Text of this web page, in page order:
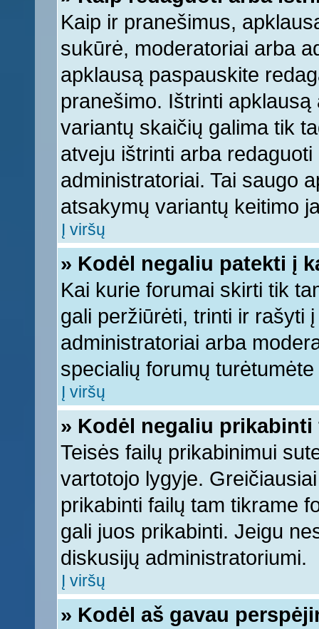
Kaip ir pranešimus,
sukūrė, moderatoriai arba
apklausą paspauskite
pranešimo. Ištrinti
variantų skaičių galima tik
atveju ištrinti arba
administratoriai. Tai saugo
atsakymų variantų keitimo
Į viršų
» Kodėl negaliu patekti į
Kai kurie forumai skirti tik
gali peržiūrėti, trinti ir rašyti
administratoriai arba
specialių forumų
Į viršų
» Kodėl negaliu prikabinti
Teisės failų prikabinimui
vartotojo lygyje.
prikabinti failų tam tikrame
gali juos prikabinti. Jeigu
diskusijų administratoriumi.
Į viršų
» Kodėl aš gavau